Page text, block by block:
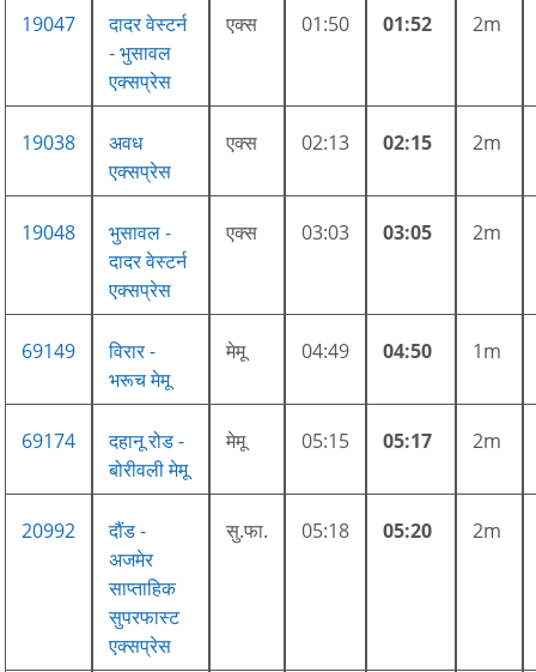
19047
दादर वेस्टर्न
- भुसावल
एक्सप्रेस
एक्स 01:50 01:52 2m
19038
अवध
एक्सप्रेस
एक्स 02:13 02:15 2m
19048
भुसावल -
दादर वेस्टर्न
एक्सप्रेस
एक्स 03:03 03:05 2m
69149
विरार -
भरूच मेमू
मेमू 04:49 04:50 1m
69174
दहानू रोड -
बोरीवली मेमू
मेमू 05:15 05:17 2m
20992
दौंड -
अजमेर
साप्ताहिक
सुपरफास्ट
एक्सप्रेस
सु.फा. 05:18 05:20 2m